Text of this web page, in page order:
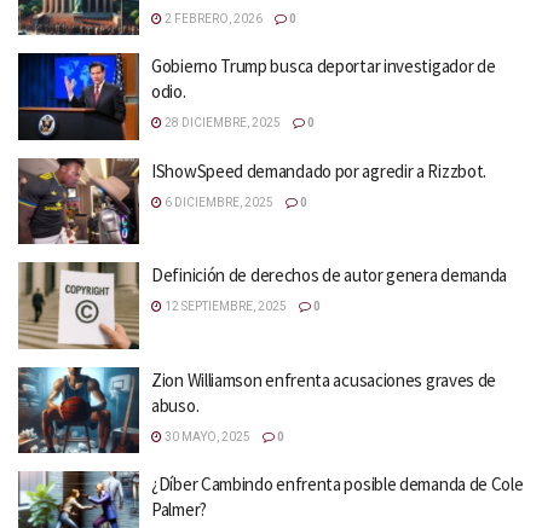
2 FEBRERO, 2026 0
Gobierno Trump busca deportar investigador de
odio.
28 DICIEMBRE, 2025 0
IShowSpeed demandado por agredir a Rizzbot.
6 DICIEMBRE, 2025 0
Definición de derechos de autor genera demanda
12 SEPTIEMBRE, 2025 0
Zion Williamson enfrenta acusaciones graves de
abuso.
30 MAYO, 2025 0
¿Díber Cambindo enfrenta posible demanda de Cole
Palmer?